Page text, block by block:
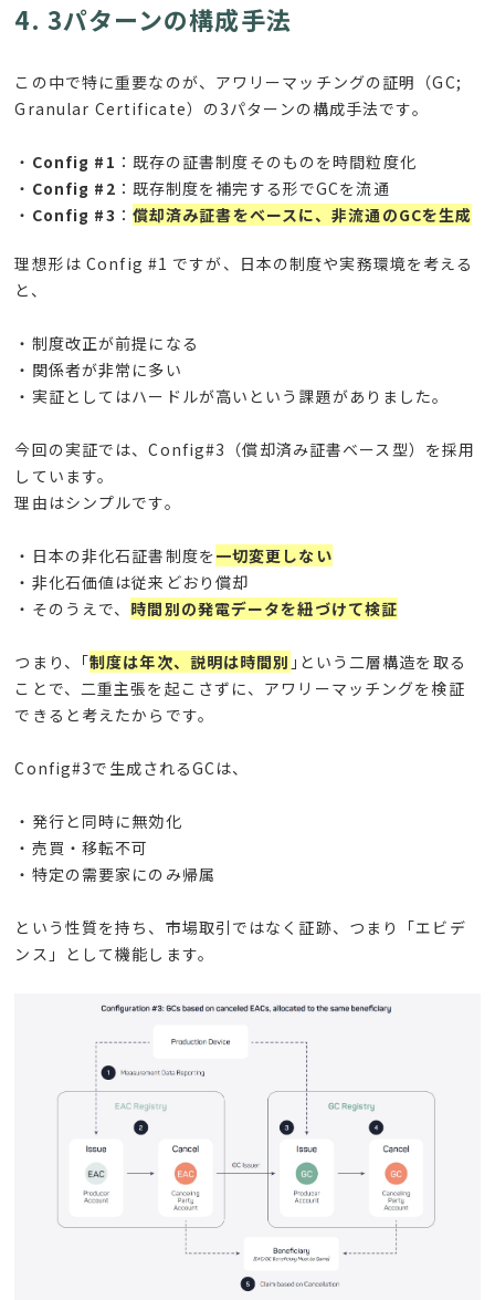
4. 3パターンの構成手法
この中で特に重要なのが、アワリーマッチングの証明（GC;
Granular Certificate）の3パターンの構成手法です。
・ Config #1 ：既存の証書制度そのものを時間粒度化
・ Config #2 ：既存制度を補完する形でGCを流通
・ Config #3 ： 償却済み証書をベースに、非流通のGCを生成
理想形は Config #1 ですが、日本の制度や実務環境を考える
と、
・制度改正が前提になる
・関係者が非常に多い
・実証としてはハードルが高いという課題がありました。
今回の実証では、Config#3 （償却済み証書ベース型）を採用
しています。
理由はシンプルです。
・日本の非化石証書制度を一切変更しない
・非化石価値は従来どおり償却
・そのうえで、 時間別の発電データを紐づけて検証
つまり、｢制度は年次、説明は時間別 ｣という二層構造を取る
ことで、二重主張を起こさずに、アワリーマッチングを検証
できると考えたからです。
Config#3で生成されるGCは、
・発行と同時に無効化
・売買・移転不可
・特定の需要家にのみ帰属
という性質を持ち、市場取引ではなく証跡、つまり「エビデ
ンス」として機能します。